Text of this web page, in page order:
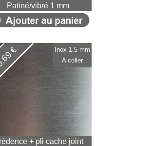
Patiné/vibré 1 mm
+ pli cache joint
€
Inox 1.5 mm
A coller